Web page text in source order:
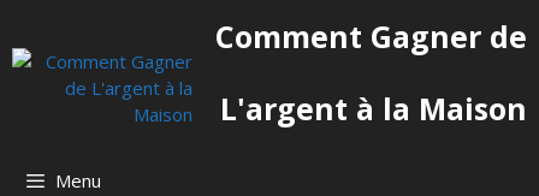
au
contenu
Comment Gagner de
L'argent à la Maison
Menu